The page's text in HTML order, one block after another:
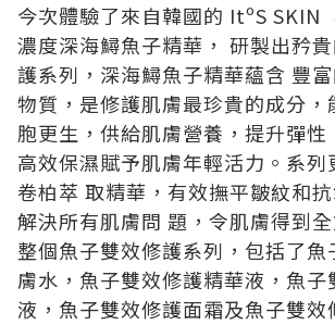
今次體驗了來自韓國的 ItºS SKIN
濃度深海鱘魚子精華， 研製出矜
護系列，深海鱘魚子精華蘊含 豐
物質，是修護肌膚最珍貴的成分，
胞更生，供給肌膚營養，提升彈性
高效保濕賦予肌膚年輕活力。系列
卷柏萃 取精華，有效撫平皺紋和
解決所有肌膚問 題，令肌膚得到全
整個魚子雙效修護系列，包括了魚
膚水，魚子雙效修護精華液，魚子
液，魚子雙效修護面霜及魚子雙效